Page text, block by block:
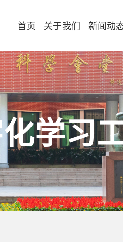
首页 关于我们 新闻动
学习